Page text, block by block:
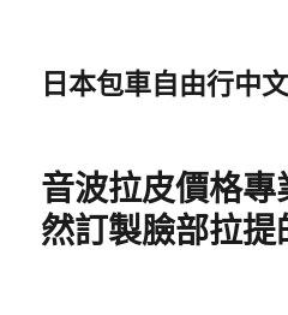
日本包車自由行中
音波拉皮價格專
然訂製臉部拉提